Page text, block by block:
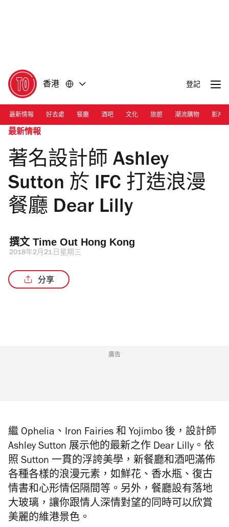
香港 登記
最新情報 好去處 餐廳 酒吧 文化 旅遊 潮流購物 影片
最新情報
著名設計師 Ashley
Sutton 於 IFC 打造浪漫
餐廳 Dear Lilly
撰文 Time Out Hong Kong
2018年2月21日星期三
分享
廣告
繼 Ophelia、Iron Fairies 和 Yojimbo 後，設計師
Ashley Sutton 展示他的最新之作 Dear Lilly。依
照 Sutton 一貫的浮誇美學，新餐廳和酒吧滿佈
各種各樣的浪漫元素，如鮮花、香水瓶、復古
情書和心形情侶隔間等。另外，餐廳設有落地
大玻璃，讓你跟情人深情對望的同時可以欣賞
美麗的維港景色。